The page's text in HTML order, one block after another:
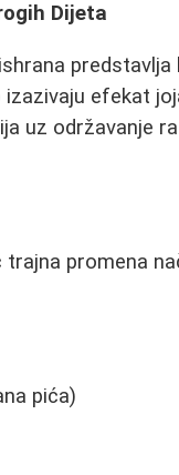
Dijeta
efekat
uz održavanje
promena
pića)